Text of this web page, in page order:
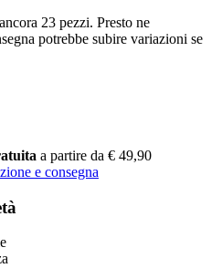
23 pezzi. Presto ne
potrebbe subire variazioni se
a partire da € 49,90
e consegna